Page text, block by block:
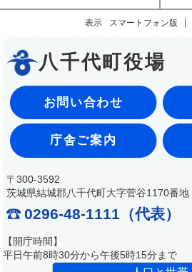
表示 スマートフォン版
八千代町役場
お問い合わせ
庁舎ご案内
〒300-3592
茨城県結城郡八千代町大字菅谷1170番地
0296-48-1111（代表）
【開庁時間】
平日午前8時30分から午後5時15分まで